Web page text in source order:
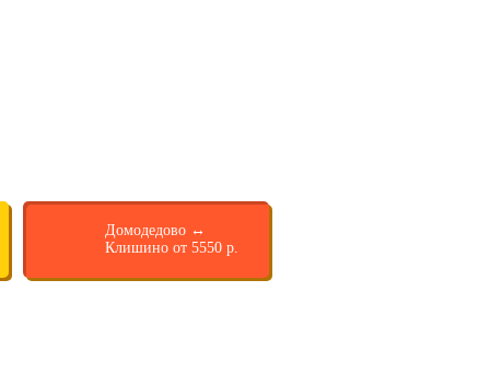
Домодедово ↔
Клишино от 5550 р.